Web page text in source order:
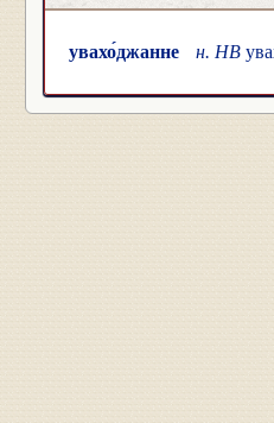
увахо́джанне н. НВ